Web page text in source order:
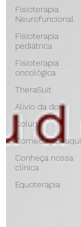
Fisioterapia
Neurofuncional
Fisioterapia
pediátrica
Fisioterapia
oncológica
TheraSuit
Alívio da dor
Coluna
Comece por aqui
Conheça nossa
clínica
Equoterapia